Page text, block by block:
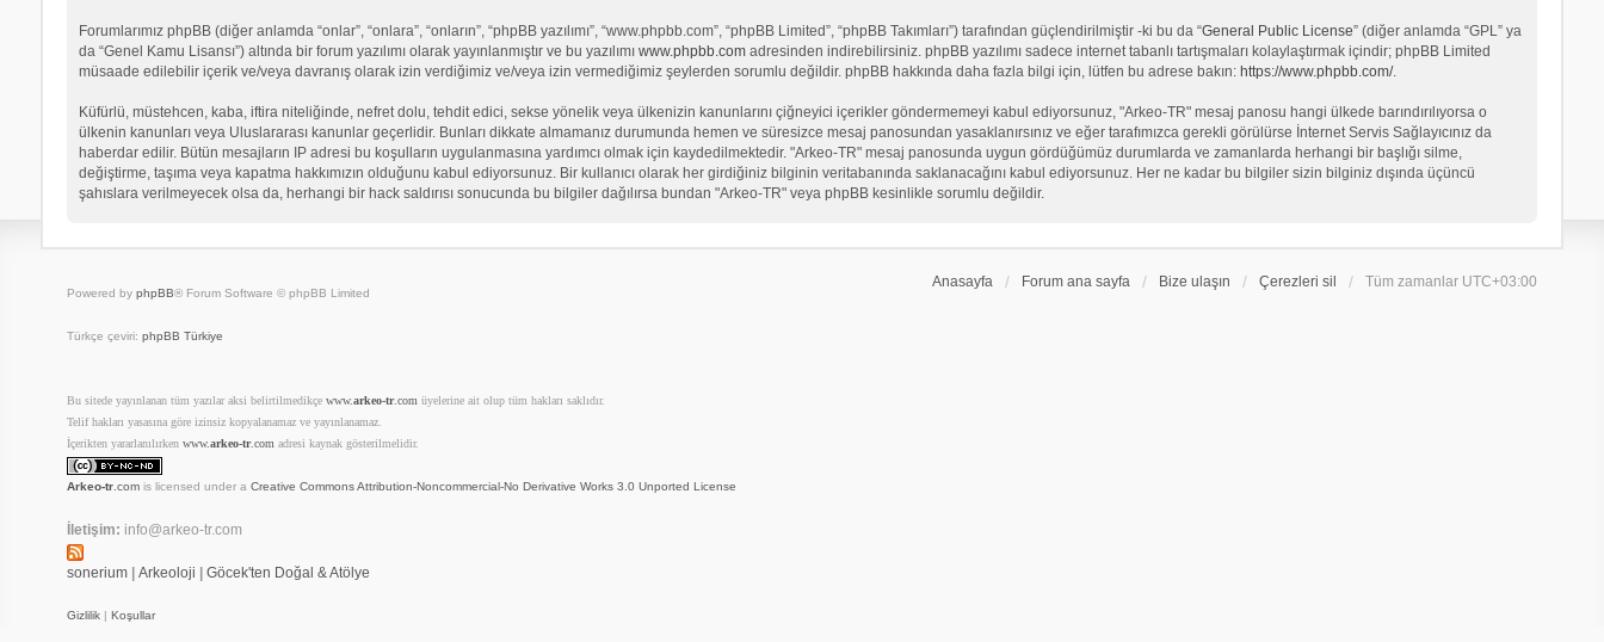
Forumlarımız phpBB (diğer anlamda “onlar”, “onlara”, “onların”, “phpBB yazılımı”, “www.phpbb.com”, “phpBB Limited”, “phpBB Takımları”) tarafından güçlendirilmiştir -ki bu da “General Public License” (diğer anlamda “GPL” ya
da “Genel Kamu Lisansı”) altında bir forum yazılımı olarak yayınlanmıştır ve bu yazılımı www.phpbb.comadresinden indirebilirsiniz. phpBB yazılımı sadece internet tabanlı tartışmaları kolaylaştırmak içindir; phpBB Limited
müsaade edilebilir içerik ve/veya davranış olarak izin verdiğimiz ve/veya izin vermediğimiz şeylerden sorumlu değildir. phpBB hakkında daha fazla bilgi için, lütfen bu adrese bakın: https://www.phpbb.com/.
Küfürlü, müstehcen, kaba, iftira niteliğinde, nefret dolu, tehdit edici, sekse yönelik veya ülkenizin kanunlarını çiğneyici içerikler göndermemeyi kabul ediyorsunuz, "Arkeo-TR" mesaj panosu hangi ülkede barındırılıyorsa o
ülkenin kanunları veya Uluslararası kanunlar geçerlidir. Bunları dikkate almamanız durumunda hemen ve süresizce mesaj panosundan yasaklanırsınız ve eğer tarafımızca gerekli görülürse İnternet Servis Sağlayıcınız da
haberdar edilir. Bütün mesajların IP adresi bu koşulların uygulanmasına yardımcı olmak için kaydedilmektedir. "Arkeo-TR" mesaj panosunda uygun gördüğümüz durumlarda ve zamanlarda herhangi bir başlığı silme,
değiştirme, taşıma veya kapatma hakkımızın olduğunu kabul ediyorsunuz. Bir kullanıcı olarak her girdiğiniz bilginin veritabanında saklanacağını kabul ediyorsunuz. Her ne kadar bu bilgiler sizin bilginiz dışında üçüncü
şahıslara verilmeyecek olsa da, herhangi bir hack saldırısı sonucunda bu bilgiler dağılırsa bundan "Arkeo-TR" veya phpBB kesinlikle sorumlu değildir.
Anasayfa Forum ana sayfa Bize ulaşın Çerezleri sil Tüm zamanlar UTC+03:00
Powered by phpBB® Forum Software © phpBB Limited
Türkçe çeviri: phpBB Türkiye
Bu sitede yayınlanan tüm yazılar aksi belirtilmedikçe www.arkeo-tr.com üyelerine ait olup tüm hakları saklıdır.
Telif hakları yasasına göre izinsiz kopyalanamaz ve yayınlanamaz.
İçerikten yararlanılırken www.arkeo-tr.com adresi kaynak gösterilmelidir.
Arkeo-tr.comis licensed under a Creative Commons Attribution-Noncommercial-No Derivative Works 3.0 Unported License
İletişim: info@arkeo-tr.com
sonerium Arkeoloji Göcek'ten Doğal & Atölye
Gizlilik| Koşullar